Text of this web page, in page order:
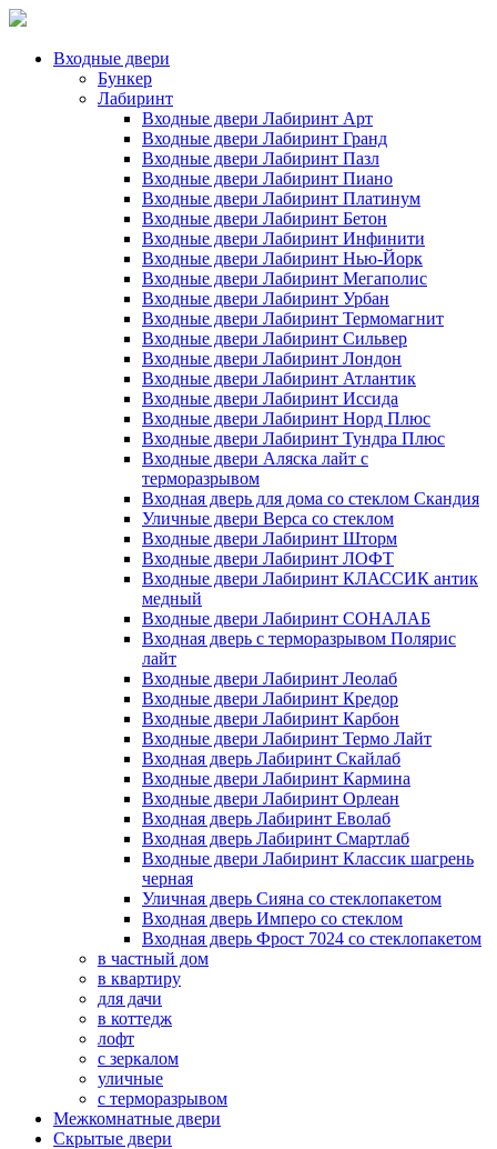
Входные двери
Бункер
Лабиринт
Входные двери Лабиринт Арт
Входные двери Лабиринт Гранд
Входные двери Лабиринт Пазл
Входные двери Лабиринт Пиано
Входные двери Лабиринт Платинум
Входные двери Лабиринт Бетон
Входные двери Лабиринт Инфинити
Входные двери Лабиринт Нью-Йорк
Входные двери Лабиринт Мегаполис
Входные двери Лабиринт Урбан
Входные двери Лабиринт Термомагнит
Входные двери Лабиринт Сильвер
Входные двери Лабиринт Лондон
Входные двери Лабиринт Атлантик
Входные двери Лабиринт Иссида
Входные двери Лабиринт Норд Плюс
Входные двери Лабиринт Тундра Плюс
Входные двери Аляска лайт с
терморазрывом
Входная дверь для дома со стеклом Скандия
Уличные двери Верса со стеклом
Входные двери Лабиринт Шторм
Входные двери Лабиринт ЛОФТ
Входные двери Лабиринт КЛАССИК антик
медный
Входные двери Лабиринт СОНАЛАБ
Входная дверь с терморазрывом Полярис
лайт
Входные двери Лабиринт Леолаб
Входные двери Лабиринт Кредор
Входные двери Лабиринт Карбон
Входные двери Лабиринт Термо Лайт
Входная дверь Лабиринт Скайлаб
Входные двери Лабиринт Кармина
Входные двери Лабиринт Орлеан
Входная дверь Лабиринт Еволаб
Входная дверь Лабиринт Смартлаб
Входные двери Лабиринт Классик шагрень
черная
Уличная дверь Сияна со стеклопакетом
Входная дверь Имперо со стеклом
Входная дверь Фрост 7024 со стеклопакетом
в частный дом
в квартиру
для дачи
в коттедж
лофт
с зеркалом
уличные
с терморазрывом
Межкомнатные двери
Скрытые двери